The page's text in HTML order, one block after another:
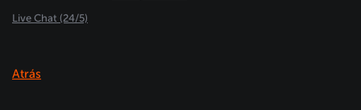
Live Chat (24/5)
Atrás